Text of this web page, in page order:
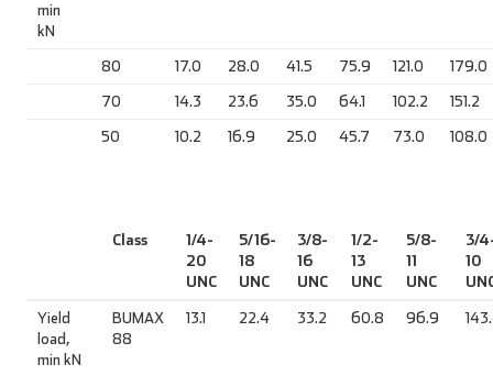
min
kN
80 17.0 28.0 41.5 75.9 121.0 179.0
70 14.3 23.6 35.0 64.1 102.2 151.2
50 10.2 16.9 25.0 45.7 73.0 108.0
Class
1/4-
20
UNC
5/16-
18
UNC
3/8-
16
UNC
1/2-
13
UNC
5/8-
11
UNC
3/
10
Yield
load,
min kN
BUMAX
88
13.1 22.4 33.2 60.8 96.9